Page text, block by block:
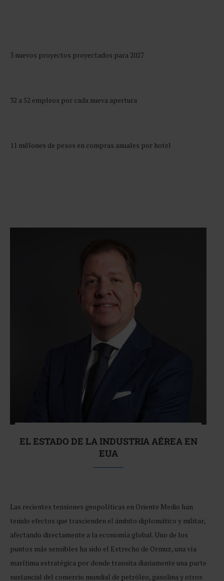
3 nuevos proyectos proyectados para 2027
32 a 52 empleos por cada nueva apertura
11 millones de pesos en compras anuales por hotel
EL ESTADO DE LA INDUSTRIA AÉREA EN
EUA
Las recientes tensiones geopolíticas en Oriente Medio han
tenido efectos que trascienden el ámbito diplomático y militar,
afectando directamente a la economía global. Uno de los
puntos más sensibles ha sido el Estrecho de Ormuz, una vía
marítima estratégica por donde transita diariamente una parte
sustancial del comercio mundial de petróleo, gasolina y otros